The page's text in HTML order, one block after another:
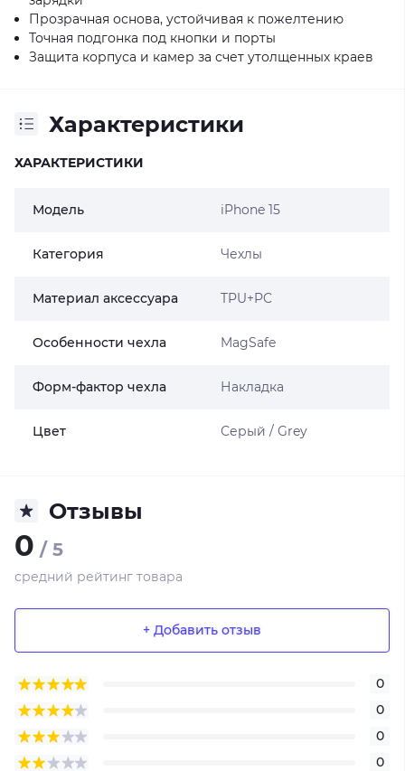
Прозрачная основа, устойчивая к пожелтению
Точная подгонка под кнопки и порты
Защита корпуса и камер за счет утолщенных краев
Характеристики
ХАРАКТЕРИСТИКИ
Модель iPhone 15
Категория Чехлы
Материал аксессуара TPU+PC
Особенности чехла MagSafe
Форм-фактор чехла Накладка
Цвет Серый / Grey
Отзывы
0 / 5
средний рейтинг товара
+ Добавить отзыв
0
0
0
0